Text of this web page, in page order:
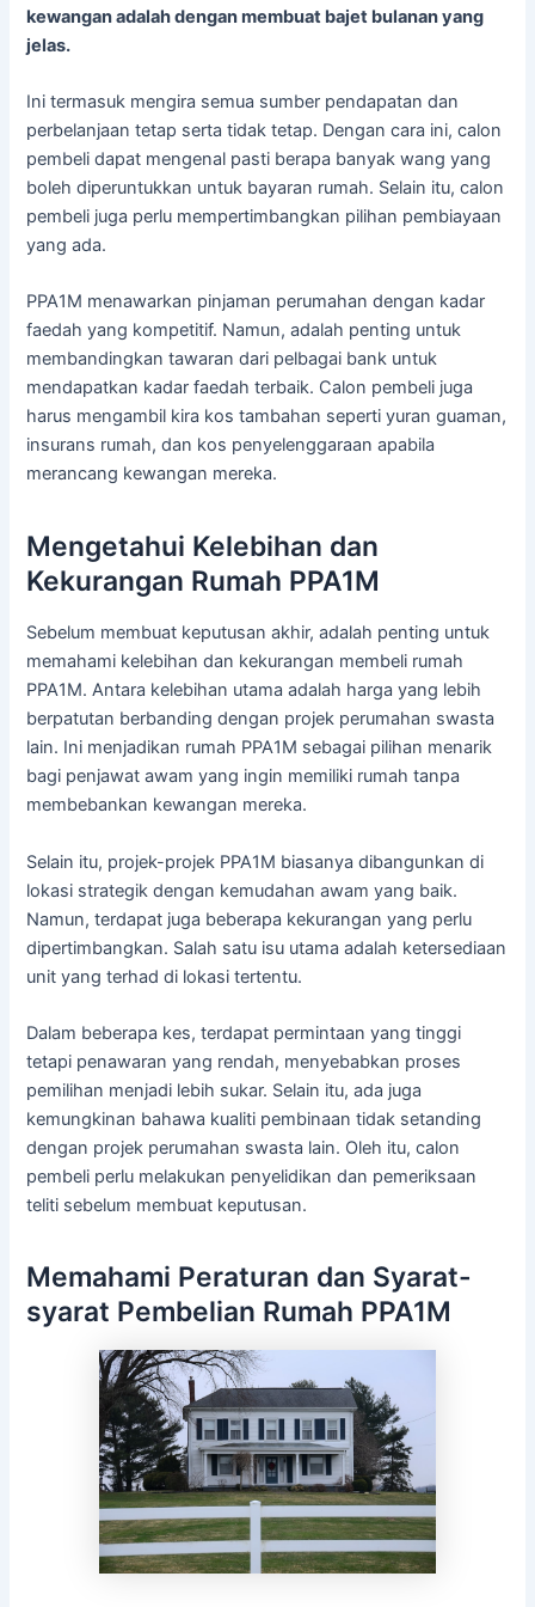
kewangan adalah dengan membuat bajet bulanan yang
jelas.
Ini termasuk mengira semua sumber pendapatan dan
perbelanjaan tetap serta tidak tetap. Dengan cara ini, calon
pembeli dapat mengenal pasti berapa banyak wang yang
boleh diperuntukkan untuk bayaran rumah. Selain itu, calon
pembeli juga perlu mempertimbangkan pilihan pembiayaan
yang ada.
PPA1M menawarkan pinjaman perumahan dengan kadar
faedah yang kompetitif. Namun, adalah penting untuk
membandingkan tawaran dari pelbagai bank untuk
mendapatkan kadar faedah terbaik. Calon pembeli juga
harus mengambil kira kos tambahan seperti yuran guaman,
insurans rumah, dan kos penyelenggaraan apabila
merancang kewangan mereka.
Mengetahui Kelebihan dan
Kekurangan Rumah PPA1M
Sebelum membuat keputusan akhir, adalah penting untuk
memahami kelebihan dan kekurangan membeli rumah
PPA1M. Antara kelebihan utama adalah harga yang lebih
berpatutan berbanding dengan projek perumahan swasta
lain. Ini menjadikan rumah PPA1M sebagai pilihan menarik
bagi penjawat awam yang ingin memiliki rumah tanpa
membebankan kewangan mereka.
Selain itu, projek-projek PPA1M biasanya dibangunkan di
lokasi strategik dengan kemudahan awam yang baik.
Namun, terdapat juga beberapa kekurangan yang perlu
dipertimbangkan. Salah satu isu utama adalah ketersediaan
unit yang terhad di lokasi tertentu.
Dalam beberapa kes, terdapat permintaan yang tinggi
tetapi penawaran yang rendah, menyebabkan proses
pemilihan menjadi lebih sukar. Selain itu, ada juga
kemungkinan bahawa kualiti pembinaan tidak setanding
dengan projek perumahan swasta lain. Oleh itu, calon
pembeli perlu melakukan penyelidikan dan pemeriksaan
teliti sebelum membuat keputusan.
Memahami Peraturan dan Syarat-
syarat Pembelian Rumah PPA1M